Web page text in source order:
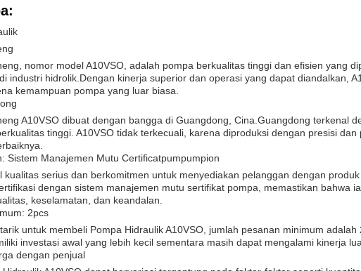
nomor model A10VSO, adalah pompa berkualitas tinggi dan efisien yang
industri hidrolik.Dengan kinerja superior dan operasi yang dapat diandalkan,
kemampuan pompa yang luar biasa.
A10VSO dibuat dengan bangga di Guangdong, Cina.Guangdong terkenal
tinggi. A10VSO tidak terkecuali, karena diproduksi dengan presisi
Sistem Manajemen Mutu Certificatpumpumpion
kualitas serius dan berkomitmen untuk menyediakan pelanggan dengan
dengan sistem manajemen mutu sertifikat pompa, memastikan bahwa
keselamatan, dan keandalan.
2pcs
untuk membeli Pompa Hidraulik A10VSO, jumlah pesanan minimum
investasi awal yang lebih kecil sementara masih dapat mengalami kinerja
dengan penjual